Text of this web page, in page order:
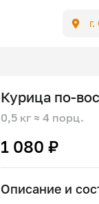
Курица по-
0,5 кг ≈ 4 порц.
1 080 ₽
Описание и